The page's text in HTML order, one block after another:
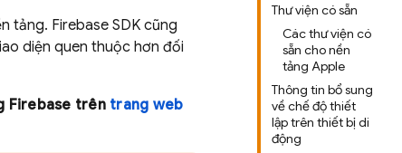
Thư viện có sẵn
Các thư viện có
sẵn cho nền
tảng Apple
Thông tin bổ sung
về chế độ thiết
lập trên thiết bị di
động
tảng. Firebase SDK cũng
diện quen thuộc hơn đối
Firebase trên trang web